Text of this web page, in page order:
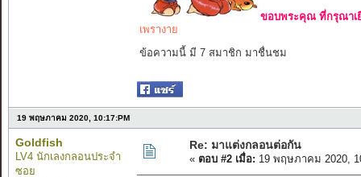
ขอบพระคุณ ที่กรุณาเ
เพรางาย
ข้อความนี้ มี 7 สมาชิก มาชื่นชม
19 พฤษภาคม 2020, 10:17:PM
Goldfish
LV4 นักเลงกลอนประจำ
ซอย
Re: มาแต่งกลอนต่อกัน
« ตอบ #2 เมื่อ: 19 พฤษภาคม 2020,